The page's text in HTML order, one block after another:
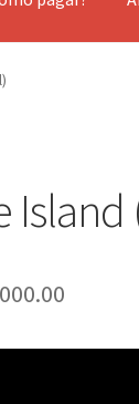
Island